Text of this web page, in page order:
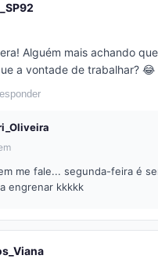
Alguém mais achando
a vontade de trabalhar? 😂
me fale... segunda-feira é
engrenar kkkkk